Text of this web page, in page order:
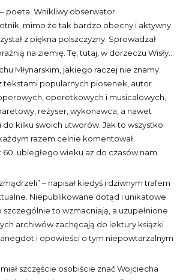
poeta. Wnikliwy obserwator.
mimo że tak bardzo obecny i aktywny
z piękna polszczyzny. Sprowadzał
na ziemię. Tę, tutaj, w dorzeczu Wisły…
Młynarskim, jakiego raczej nie znamy.
tekstami popularnych piosenek, autor
operetkowych i musicalowych,
reżyser, wykonawca, a nawet
kilku swoich utworów. Jak to wszystko
każdym razem celnie komentował
ubiegłego wieku aż do czasów nam
zmądrzeli” – napisał kiedyś i dziwnym trafem
Niepublikowane dotąd i unikatowe
szczególnie to wzmacniają, a uzupełnione
archiwów zachęcają do lektury książki
i opowieści o tym niepowtarzalnym
szczęście osobiście znać Wojciecha